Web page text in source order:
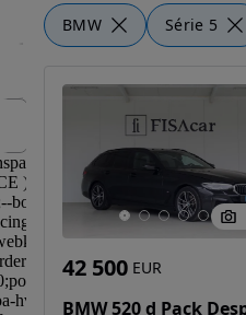
BMW Série 5
42 500 EUR